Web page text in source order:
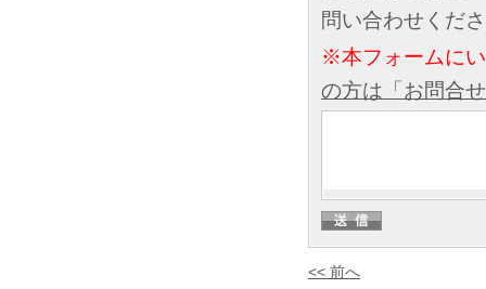
問い合わせくだ
※本フォームに
の方は「お問合
<< 前へ